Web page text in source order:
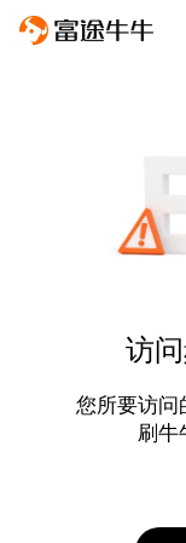
访
您所要访问
刷牛